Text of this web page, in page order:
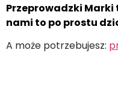
Przeprowadzki
nami to po prostu
A może potrzebujesz: